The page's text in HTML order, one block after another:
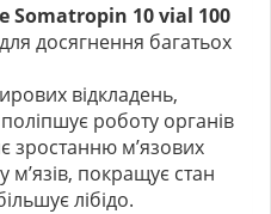
Somatropin 10 vial 100
досягнення багатьох
відкладень,
роботу органів
зростанню м’язових
м’язів, покращує стан
лібідо.